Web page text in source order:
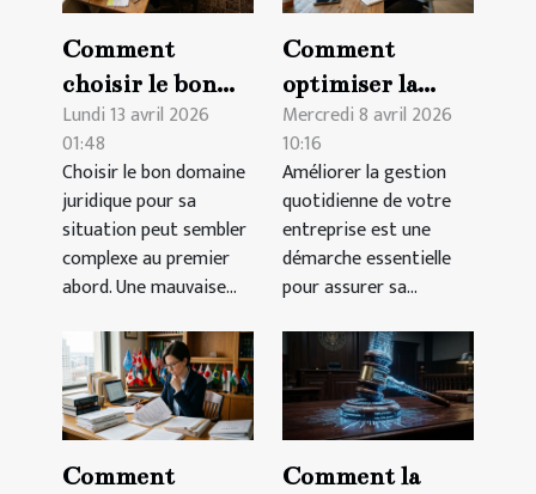
Comment
choisir le bon
domaine
juridique pour
votre situation
?
Lundi 13 avril 2026
01:48
Choisir le bon domaine
juridique pour sa
situation peut sembler
complexe au premier
abord. Une mauvaise...
Comment
optimiser la
gestion
quotidienne de
votre entreprise
?
Mercredi 8 avril 2026
10:16
Améliorer la gestion
quotidienne de votre
entreprise est une
démarche essentielle
pour assurer sa...
Comment
Comment la